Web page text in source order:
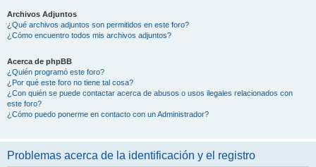
Archivos Adjuntos
¿Qué archivos adjuntos son permitidos en este foro?
¿Cómo encuentro todos mis archivos adjuntos?
Acerca de phpBB
¿Quién programó este foro?
¿Por qué este foro no tiene tal cosa?
¿Con quién se puede contactar acerca de abusos o usos ilegales relacionados con
este foro?
¿Cómo puedo ponerme en contacto con un Administrador?
Problemas acerca de la identificación y el registro